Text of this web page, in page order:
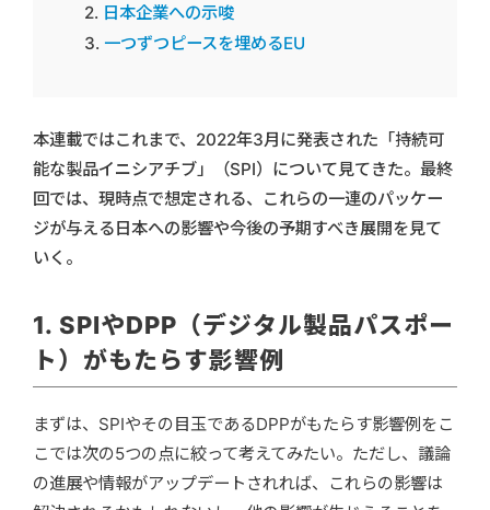
日本企業への示唆
一つずつピースを埋めるEU
本連載ではこれまで、2022年3月に発表された「持続可
能な製品イニシアチブ」（SPI）について見てきた。最終
回では、現時点で想定される、これらの一連のパッケー
ジが与える日本への影響や今後の予期すべき展開を見て
いく。
1. SPIやDPP（デジタル製品パスポー
ト）がもたらす影響例
まずは、SPIやその目玉であるDPPがもたらす影響例をこ
こでは次の5つの点に絞って考えてみたい。ただし、議論
の進展や情報がアップデートされれば、これらの影響は